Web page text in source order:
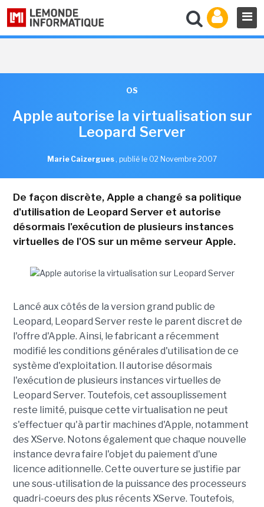
OS
Apple autorise la virtualisation sur
Leopard Server
Marie Caizergues , publié le 02 Novembre 2007
De façon discrète, Apple a changé sa politique
d'utilisation de Leopard Server et autorise
désormais l'exécution de plusieurs instances
virtuelles de l'OS sur un même serveur Apple.
Lancé aux côtés de la version grand public de
Leopard, Leopard Server reste le parent discret de
l'offre d'Apple. Ainsi, le fabricant a récemment
modifié les conditions générales d'utilisation de ce
système d'exploitation. Il autorise désormais
l'exécution de plusieurs instances virtuelles de
Leopard Server. Toutefois, cet assouplissement
reste limité, puisque cette virtualisation ne peut
s'effectuer qu'à partir machines d'Apple, notamment
des XServe. Notons également que chaque nouvelle
instance devra faire l'objet du paiement d'une
licence aditionnelle. Cette ouverture se justifie par
une sous-utilisation de la puissance des processeurs
quadri-coeurs des plus récents XServe. Toutefois,